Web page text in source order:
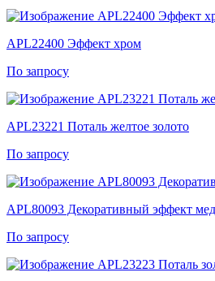
APL22400 Эффект хром
По запросу
APL23221 Поталь желтое золото
По запросу
APL80093 Декоративный эффект
По запросу